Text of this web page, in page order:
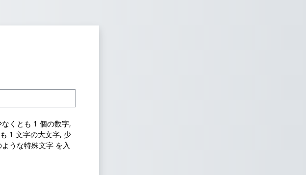
くとも 1 個の数字,
1 文字の大文字, 少
うな特殊文字 を入